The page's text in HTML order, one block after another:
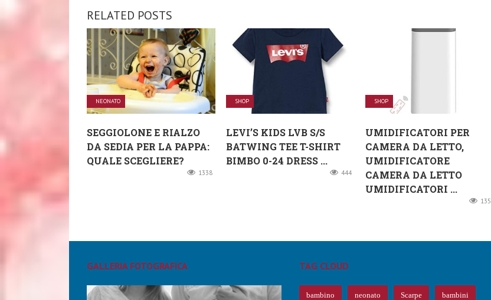
RELATED POSTS
NEONATO
SEGGIOLONE E RIALZO
DA SEDIA PER LA PAPPA:
QUALE SCEGLIERE?
1338
SHOP
LEVI’S KIDS LVB S/S
BATWING TEE T-SHIRT
BIMBO 0-24 DRESS ...
444
SHOP
UMIDIFICATORI PER
CAMERA DA LETTO,
UMIDIFICATORE
CAMERA DA LETTO
UMIDIFICATORI ...
135
GALLERIA FOTOGRAFICA TAG CLOUD
bambino neonato Scarpe bambini